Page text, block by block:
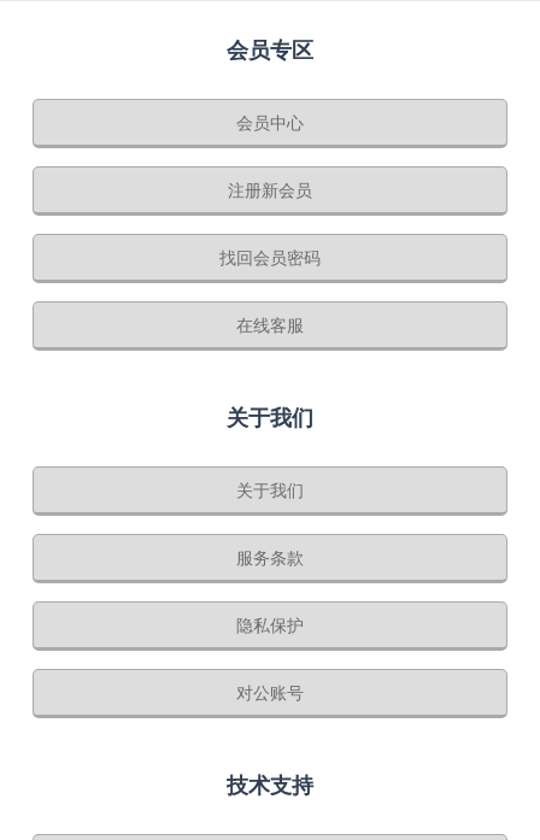
会员专区
会员中心
注册新会员
找回会员密码
在线客服
关于我们
关于我们
服务条款
隐私保护
对公账号
技术支持